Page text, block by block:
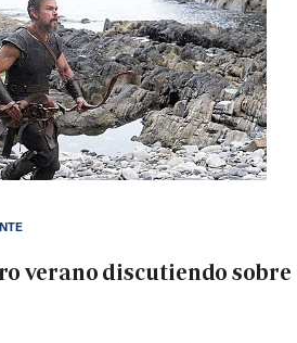
verano discutiendo sobre